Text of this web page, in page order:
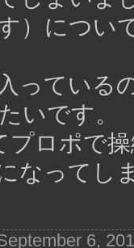
）につい
っている
いです。
プロポで
なってし
6,